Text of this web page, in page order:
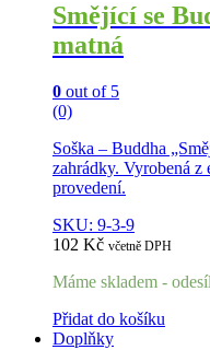
Smějící se
matná
0 out of 5
(0)
Soška – Buddha
zahrádky. Vyrobená z
provedení.
SKU: 9-3-9
102 Kč včetně DPH
Máme skladem -
Přidat do košíku
Doplňky